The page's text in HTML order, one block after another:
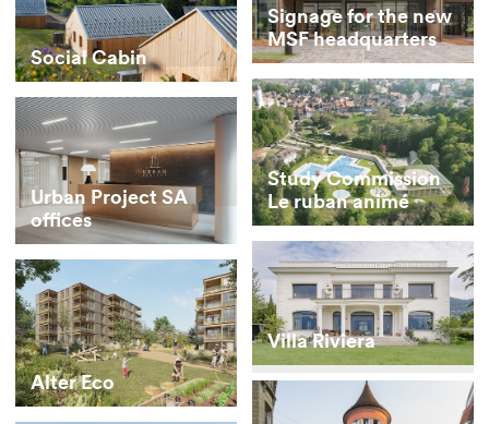
Signage for the new
MSF headquarters
Social Cabin
Study Commission
Le ruban animé
Urban Project SA
offices
Villa Riviera
Alter Eco